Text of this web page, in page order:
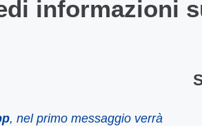
informazioni
, nel primo messaggio verrà